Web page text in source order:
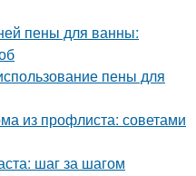
пены для ванны:
пены для
из профлиста: советами
шаг за шагом